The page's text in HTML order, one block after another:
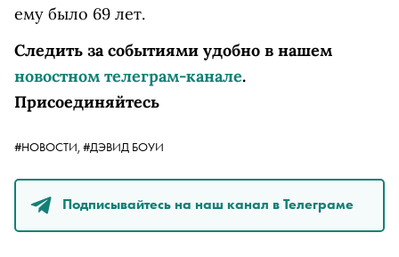
ему было 69 лет.
Следить за событиями удобно в нашем
новостном телеграм-канале.
Присоединяйтесь
#НОВОСТИ, #ДЭВИД БОУИ
Подписывайтесь на наш канал в Телеграме